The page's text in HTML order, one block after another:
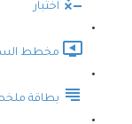
اختبار
مخطط السلالة
بطاقة